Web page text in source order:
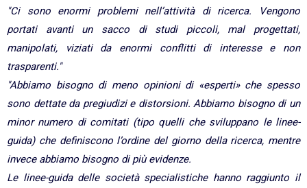
"Ci sono enormi problemi nell’attività di ricerca. Vengono
portati avanti un sacco di studi piccoli, mal progettati,
manipolati, viziati da enormi conflitti di interesse e non
trasparenti."
"Abbiamo bisogno di meno opinioni di «esperti» che spesso
sono dettate da pregiudizi e distorsioni. Abbiamo bisogno di un
minor numero di comitati (tipo quelli che sviluppano le linee-
guida) che definiscono l’ordine del giorno della ricerca, mentre
invece abbiamo bisogno di più evidenze.
Le linee-guida delle società specialistiche hanno raggiunto il